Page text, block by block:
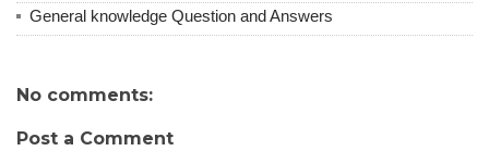
General knowledge Question and Answers
No comments:
Post a Comment